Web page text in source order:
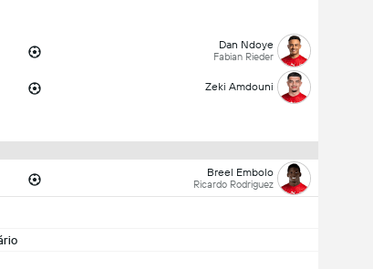
Dan Ndoye
Fabian Rieder
Zeki Amdouni
Breel Embolo
Ricardo Rodriguez